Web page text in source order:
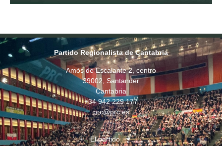
Partido Regionalista de Cantabria
Amós de Escalante 2, centro
39002, Santander
Cantabria
+34 942 229 177
prc@prc.es
El partido